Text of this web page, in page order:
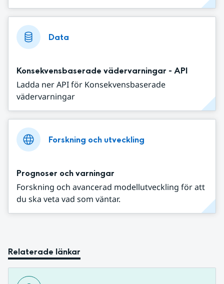
Data
Konsekvensbaserade vädervarningar - API
Ladda ner API för Konsekvensbaserade
vädervarningar
Forskning och utveckling
Prognoser och varningar
Forskning och avancerad modellutveckling för att
du ska veta vad som väntar.
Relaterade länkar